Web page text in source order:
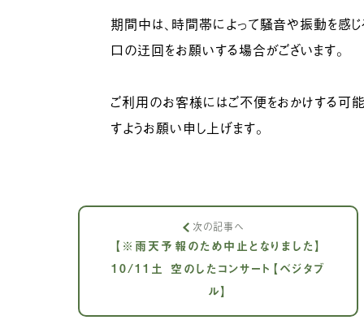
期間中は、時間帯によって騒音や振動を感じ
口の迂回をお願いする場合がございます。
ご利用のお客様にはご不便をおかけする可
すようお願い申し上げます。
次の記事へ
【※雨天予報のため中止となりました】
10/11土 空のしたコンサート【ベジタブ
ル】